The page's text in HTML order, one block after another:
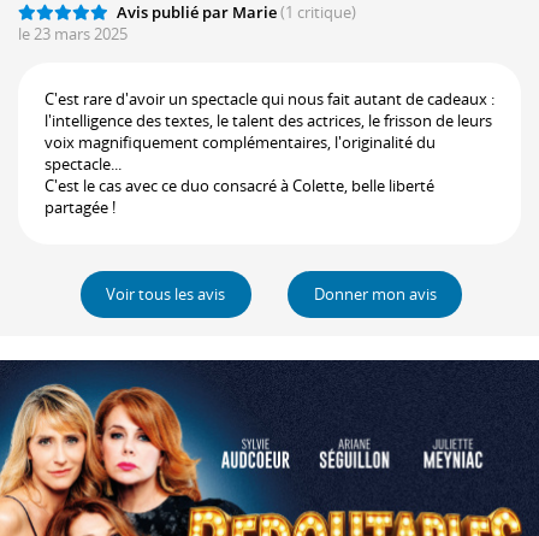
Avis publié par Marie(1 critique)
le 23 mars 2025
C'est rare d'avoir un spectacle qui nous fait autant de cadeaux :
l'intelligence des textes, le talent des actrices, le frisson de leurs
voix magnifiquement complémentaires, l'originalité du
spectacle...
C'est le cas avec ce duo consacré à Colette, belle liberté
partagée !
Voir tous les avis Donner mon avis